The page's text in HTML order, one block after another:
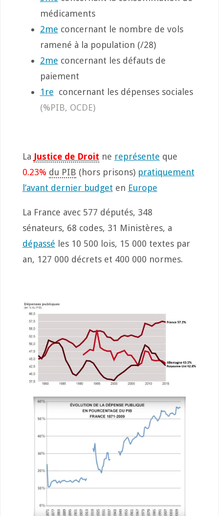
médicaments
2me concernant le nombre de vols
ramené à la population (/28)
2me concernant les défauts de
paiement
1re concernant les dépenses sociales
(%PIB, OCDE)
La Justice de Droit ne représente que
0.23% du PIB (hors prisons) pratiquement
l’avant dernier budget en Europe
La France avec 577 députés, 348
sénateurs, 68 codes, 31 Ministères, a
dépassé les 10 500 lois, 15 000 textes par
an, 127 000 décrets et 400 000 normes.